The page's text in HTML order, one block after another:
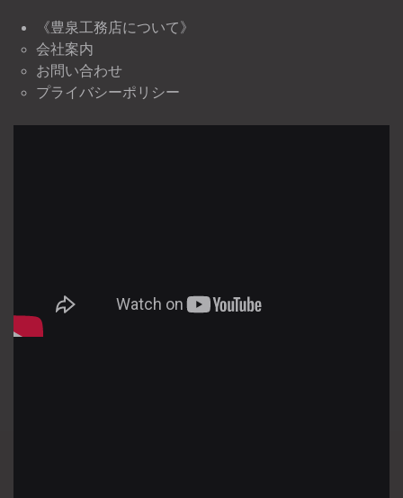
《豊泉工務店について》
会社案内
お問い合わせ
プライバシーポリシー